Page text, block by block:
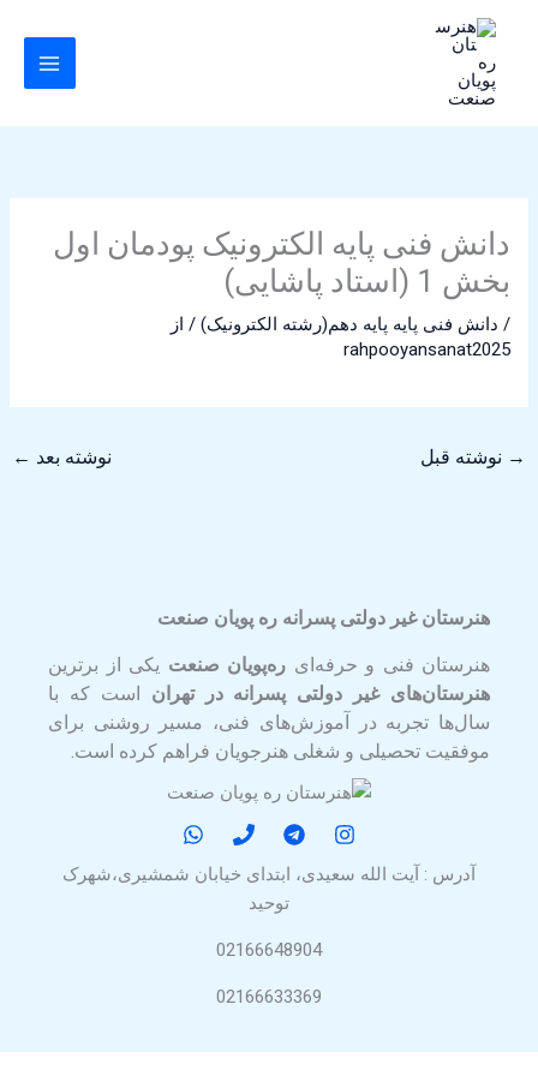
دانش فنی پایه الکترونیک پودمان اول
بخش 1 (استاد پاشایی)
/ دانش فنی پایه پایه دهم(رشته الکترونیک) / از
rahpooyansanat2025
→ نوشته قبل نوشته بعد ←
هنرستان غیر دولتی پسرانه ره پویان صنعت
هنرستان فنی و حرفه‌ای ره‌پویان صنعت یکی از برترین
هنرستان‌های غیر دولتی پسرانه در تهران است که با
سال‌ها تجربه در آموزش‌های فنی، مسیر روشنی برای
موفقیت تحصیلی و شغلی هنرجویان فراهم کرده است.
آدرس : آیت الله سعیدی، ابتدای خیابان شمشیری،شهرک
توحید
02166648904
02166633369